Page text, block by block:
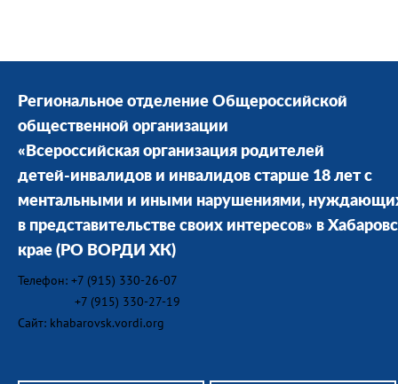
Региональное отделение Общероссийской
общественной организации
«Всероссийская организация родителей
детей-инвалидов и инвалидов старше 18 лет с
ментальными и иными нарушениями,
в представительстве своих интересов» в
крае (РО ВОРДИ ХК)
Телефон: +7 (915) 330-26-07
+7 (915) 330-27-19
Сайт: khabarovsk.vordi.org